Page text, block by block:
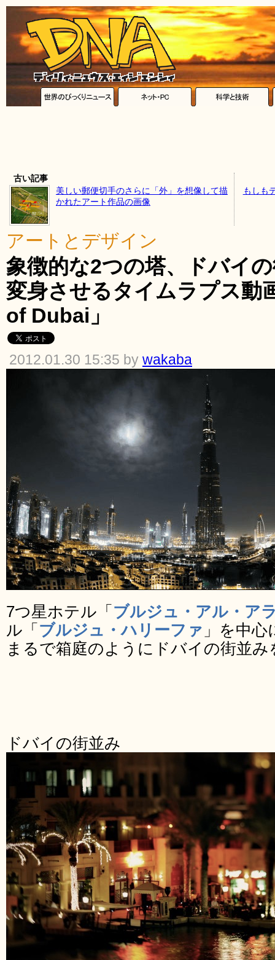
古い記事
美しい郵便切手のさらに「外」を想像して描
かれたアート作品の画像
もしも
アートとデザイン
象徴的な2つの塔、ドバイ
変身させるタイムラプス動
of Dubai」
2012.01.30 15:35 by wakaba
7つ星ホテル「 ブルジュ・アル・ア
ル「 ブルジュ・ハリーファ 」を中
まるで箱庭のようにドバイの街並
ドバイの街並み